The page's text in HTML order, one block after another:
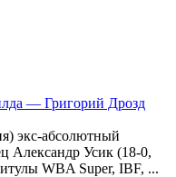
— Григорий Дрозд
экс-абсолютный
Александр Усик (18-0,
WBA Super, IBF, ...